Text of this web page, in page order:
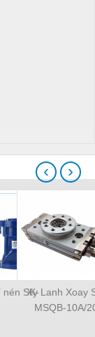
nén SK-Xy Lanh Xoay
MSQB-10A/
‹ ›